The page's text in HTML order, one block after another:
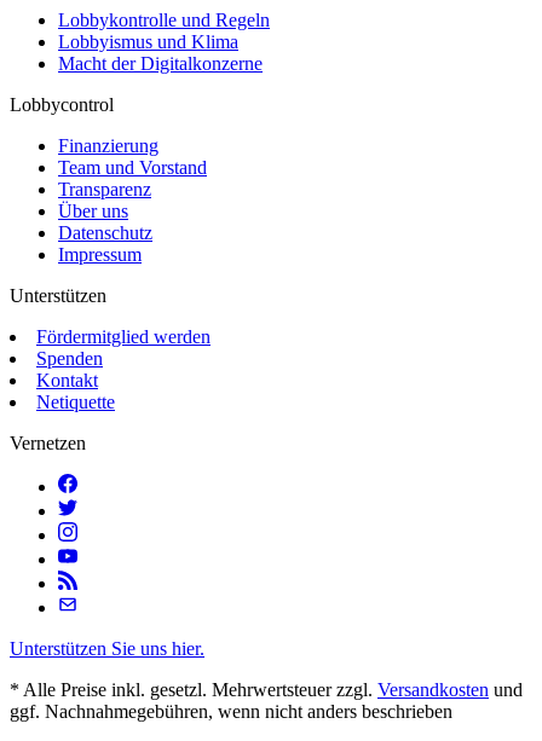
Lobbykontrolle und Regeln
Lobbyismus und Klima
Macht der Digitalkonzerne
Lobbycontrol
Finanzierung
Team und Vorstand
Transparenz
Über uns
Datenschutz
Impressum
Unterstützen
Fördermitglied werden
Spenden
Kontakt
Netiquette
Vernetzen
Unterstützen Sie uns hier.
* Alle Preise inkl. gesetzl. Mehrwertsteuer zzgl. Versandkosten und
ggf. Nachnahmegebühren, wenn nicht anders beschrieben